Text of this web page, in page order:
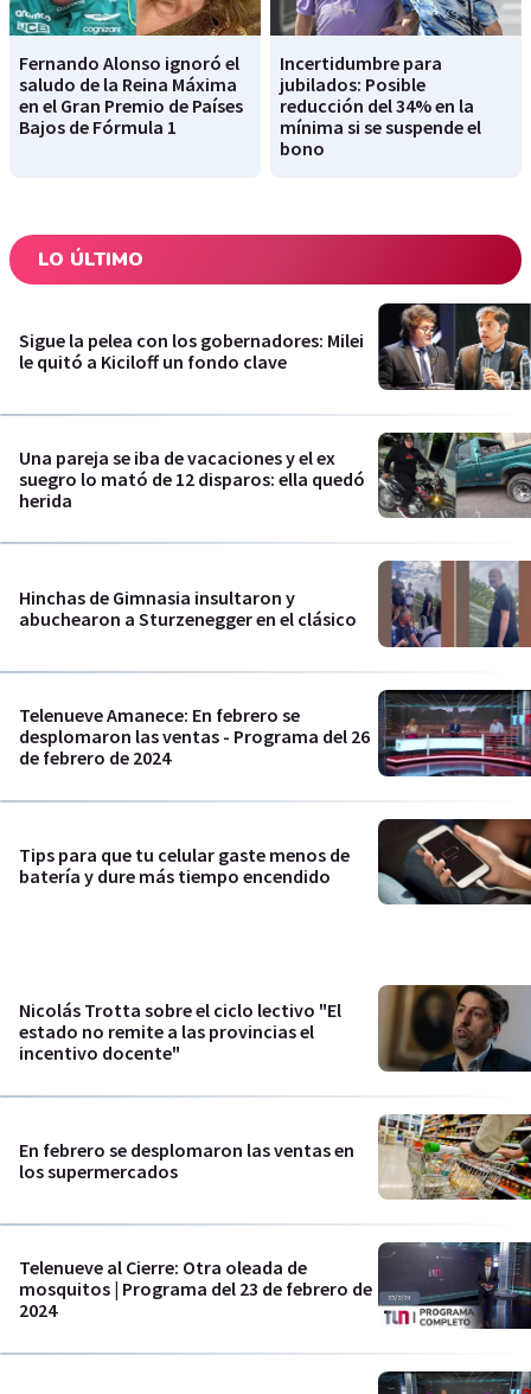
Fernando Alonso ignoró el
saludo de la Reina Máxima
en el Gran Premio de Países
Bajos de Fórmula 1
Incertidumbre para
jubilados: Posible
reducción del 34% en la
mínima si se suspende el
bono
LO ÚLTIMO
Sigue la pelea con los gobernadores: Milei
le quitó a Kiciloff un fondo clave
Una pareja se iba de vacaciones y el ex
suegro lo mató de 12 disparos: ella quedó
herida
Hinchas de Gimnasia insultaron y
abuchearon a Sturzenegger en el clásico
Telenueve Amanece: En febrero se
desplomaron las ventas - Programa del 26
de febrero de 2024
Tips para que tu celular gaste menos de
batería y dure más tiempo encendido
Nicolás Trotta sobre el ciclo lectivo "El
estado no remite a las provincias el
incentivo docente"
En febrero se desplomaron las ventas en
los supermercados
Telenueve al Cierre: Otra oleada de
mosquitos | Programa del 23 de febrero de
2024